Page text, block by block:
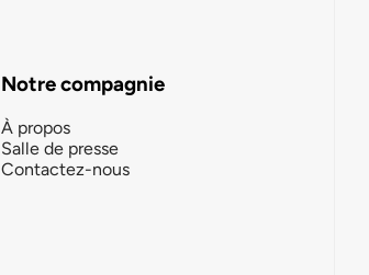
Notre compagnie
À propos
Salle de presse
Contactez-nous